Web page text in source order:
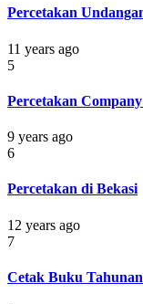
Percetakan
11 years ago
5
Percetakan
9 years ago
6
Percetakan di Bekasi
12 years ago
7
Cetak Buku